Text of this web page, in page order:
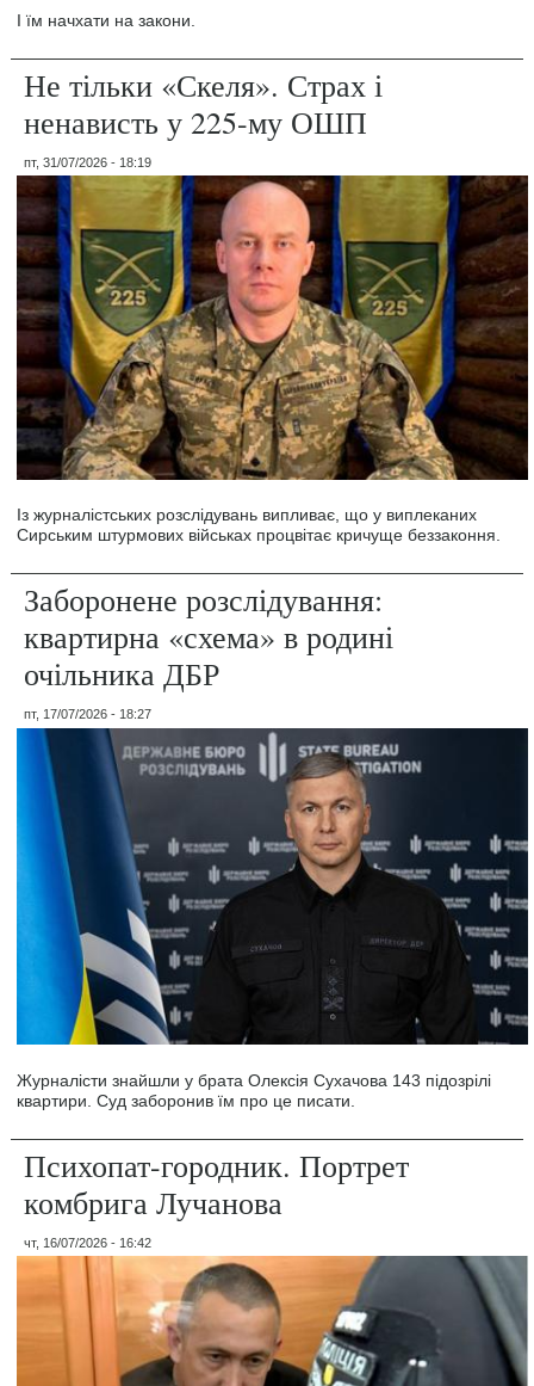
І їм начхати на закони.
Не тільки «Скеля». Страх і
ненависть у 225-му ОШП
пт, 31/07/2026 - 18:19
Із журналістських розслідувань випливає, що у виплеканих
Сирським штурмових військах процвітає кричуще беззаконня.
Заборонене розслідування:
квартирна «схема» в родині
очільника ДБР
пт, 17/07/2026 - 18:27
Журналісти знайшли у брата Олексія Сухачова 143 підозрілі
квартири. Суд заборонив їм про це писати.
Психопат-городник. Портрет
комбрига Лучанова
чт, 16/07/2026 - 16:42